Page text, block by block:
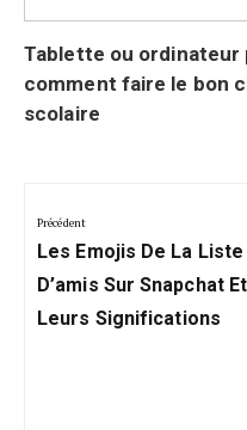
Tablette ou
comment faire le bon
scolaire
de
l’article
Précédent
Précédent:
Les Emojis De La Liste
D’amis Sur Snapchat Et
Leurs Significations